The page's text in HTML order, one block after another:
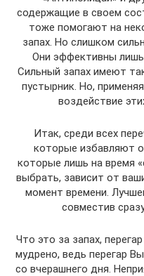
содержащие в своем
тоже помогают на
запах. Но слишком
Они эффективны лишь
Сильный запах имеют
пустырник. Но,
воздействие
Итак, среди всех
которые избавляют
которые лишь на время
выбрать, зависит от
момент времени.
совместив
Что это за запах,
мудрено, ведь перегар
со вчерашнего дня.